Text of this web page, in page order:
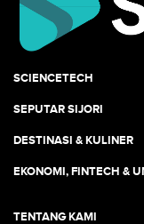
SCIENCETECH
SEPUTAR SIJORI
DESTINASI & KULINER
EKONOMI, FINTECH &
TENTANG KAMI